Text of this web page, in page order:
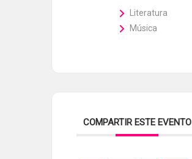
Literatura
Música
COMPARTIR ESTE EVENTO